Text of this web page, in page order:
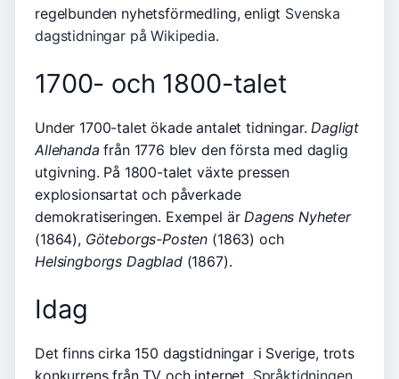
regelbunden nyhetsförmedling, enligt Svenska
dagstidningar på Wikipedia.
1700- och 1800-talet
Under 1700-talet ökade antalet tidningar.Dagligt
Allehanda från 1776 blev den första med daglig
utgivning. På 1800-talet växte pressen
explosionsartat och påverkade
demokratiseringen. Exempel ärDagens Nyheter
(1864), Göteborgs-Posten (1863) och
Helsingborgs Dagblad(1867).
Idag
Det finns cirka 150 dagstidningar i Sverige, trots
konkurrens från TV och internet. Språktidningen